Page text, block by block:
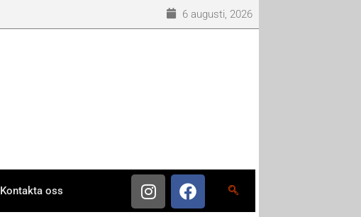
6 augusti, 2026
Kontakta oss